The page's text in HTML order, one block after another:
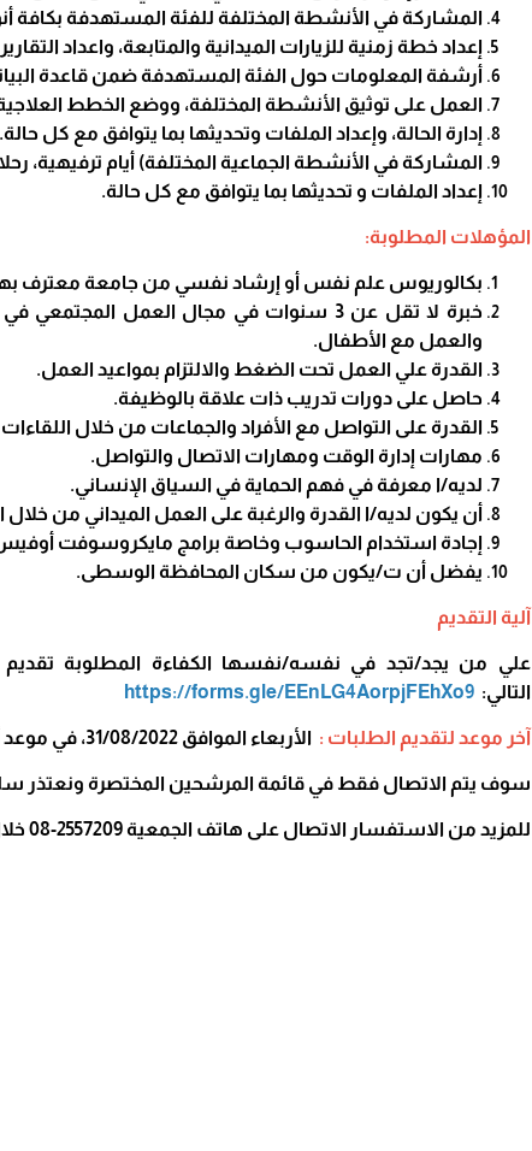
المشاركة في الأنشطة المختلفة للفئة المستهدفة بكافة
إعداد خطة زمنية للزيارات الميدانية والمتابعة، واعداد
أرشفة المعلومات حول الفئة المستهدفة ضمن قاعدة
العمل على توثيق الأنشطة المختلفة، ووضع الخطط
إدارة الحالة، وإعداد الملفات وتحديثها بما يتوافق مع كل حالة.
المشاركة في الأنشطة الجماعية المختلفة) أيام ترفيهية،
إعداد الملفات و تحديثها بما يتوافق مع كل حالة.
المؤهلات المطلوبة:
بكالوريوس علم نفس أو إرشاد نفسي من جامعة معترف بها
خبرة لا تقل عن 3 سنوات في مجال العمل
والعمل مع الأطفال.
القدرة علي العمل تحت الضغط والالتزام بمواعيد العمل.
حاصل على دورات تدريب ذات علاقة بالوظيفة.
القدرة على التواصل مع الأفراد والجماعات من خلال
مهارات إدارة الوقت ومهارات الاتصال والتواصل.
لديه/ا معرفة في فهم الحماية في السياق الإنساني.
أن يكون لديه/ا القدرة والرغبة على العمل الميداني من خلال
إجادة استخدام الحاسوب وخاصة برامج مايكروسوفت
يفضل أن ت/يكون من سكان المحافظة الوسطى.
آلية التقديم
علي من يجد/تجد في نفسه/نفسها الكفاءة المطلوبة تقديم
التالي:https://forms.gle/EEnLG4AorpjFEhXo9
آخر موعد لتقديم الطلبات : الأربعاء الموافق 31/08/2022، في موعد أقصاه الساعة الواحدة ظهراً.
سوف يتم الاتصال فقط في قائمة المرشحين المختصرة ونعتذر
للمزيد من الاستفسار الاتصال على هاتف الجمعية 2557209-08 خلال ساعات العمل الرسمية.